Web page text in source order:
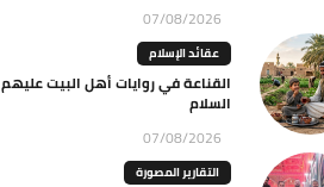
07/08/2026
عقائد الإسلام
القناعة في روايات أهل البيت عليهم
السلام
07/08/2026
التقارير المصورة